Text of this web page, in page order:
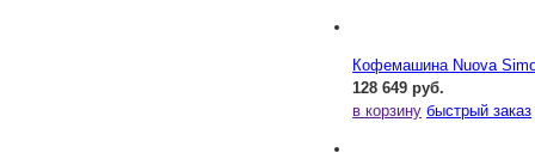
Кофемашина Nuova
128 649 руб.
в корзину быстрый заказ